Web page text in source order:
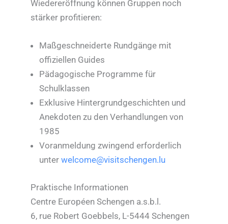
Wiedereröffnung können Gruppen noch
stärker profitieren:
Maßgeschneiderte Rundgänge mit
offiziellen Guides
Pädagogische Programme für
Schulklassen
Exklusive Hintergrundgeschichten und
Anekdoten zu den Verhandlungen von
1985
Voranmeldung zwingend erforderlich
unterwelcome@visitschengen.lu
Praktische Informationen
Centre Européen Schengen a.s.b.l.
6, rue Robert Goebbels, L-5444 Schengen